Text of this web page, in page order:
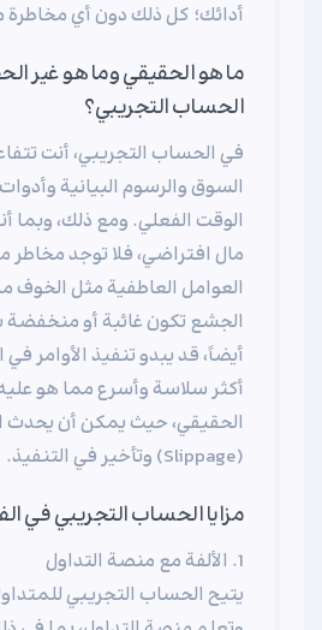
أدائك؛ كل ذلك دون أي مخاطرة
ما هو الحقيقي وما هو غير
الحساب التجريبي؟
في الحساب التجريبي، أنت
السوق والرسوم البيانية
الوقت الفعلي. ومع ذلك،
مال افتراضي، فلا توجد مخاطر
العوامل العاطفية مثل الخوف
الجشع تكون غائبة أو
أيضاً، قد يبدو تنفيذ الأوامر
أكثر سلاسة وأسرع مما هو
الحقيقي، حيث يمكن أن يحدث
(Slippage) وتأخير في التنفيذ.
مزايا الحساب التجريبي في
1. الألفة مع منصة التداول
يتيح الحساب التجريبي